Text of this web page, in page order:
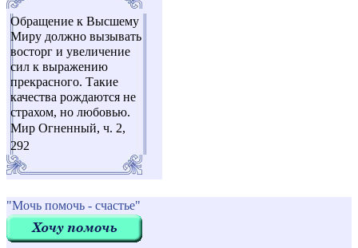
Обращение к Высшему
Миру должно вызывать
восторг и увеличение
сил к выражению
прекрасного. Такие
качества рождаются не
страхом, но любовью.
Мир Огненный, ч. 2,
292
"Мочь помочь - счастье"